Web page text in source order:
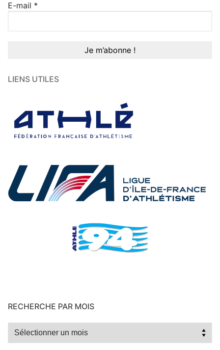
E-mail *
LIENS UTILES
RECHERCHE PAR MOIS
Recherche